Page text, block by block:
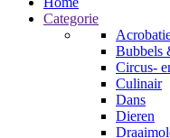
Categorie
Bubbels
Circus-
Culinair
Dans
Dieren